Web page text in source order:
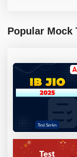
Popular Mock